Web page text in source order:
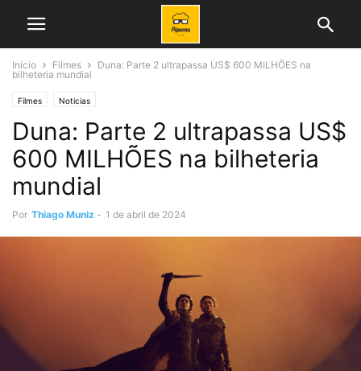
Início Filmes
Duna: Parte 2 ultrapassa US$ 600 MILHÕES na
bilheteria mundial
Filmes Noticias
Duna: Parte 2 ultrapassa US$
600 MILHÕES na bilheteria
mundial
Por Thiago Muniz - 1 de abril de 2024